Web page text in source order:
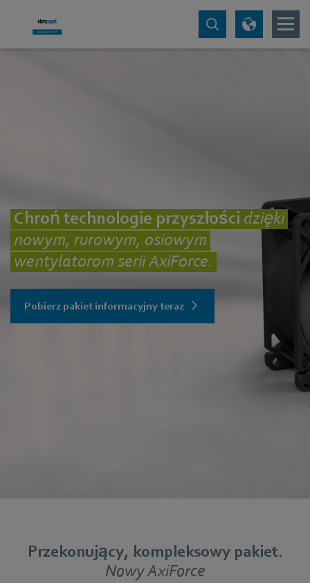
Chroń technologie przyszłości dzięki
nowym, rurowym, osiowym
wentylatorom serii AxiForce.
Pobierz pakiet informacyjny teraz
Przekonujący, kompleksowy pakiet.
Nowy AxiForce